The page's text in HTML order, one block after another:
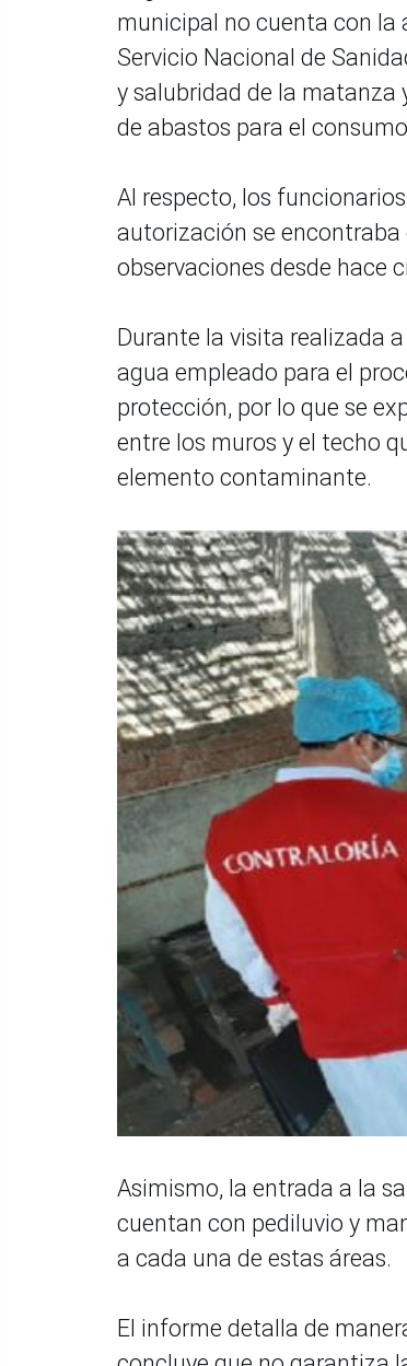
municipal no cuenta con
Servicio Nacional de
y salubridad de la matanza
de abastos para el
Al respecto, los
autorización se
observaciones desde hace
Durante la visita realizada
agua empleado para el
protección, por lo que se
entre los muros y el techo
elemento contaminante.
Asimismo, la entrada a la
cuentan con pediluvio y
a cada una de estas áreas.
El informe detalla de